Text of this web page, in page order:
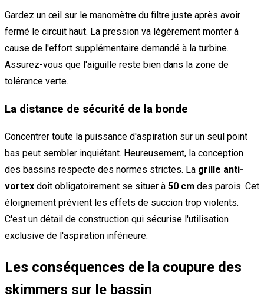
Gardez un œil sur le manomètre du filtre juste après avoir
fermé le circuit haut. La pression va légèrement monter à
cause de l'effort supplémentaire demandé à la turbine.
Assurez-vous que l'aiguille reste bien dans la zone de
tolérance verte.
La distance de sécurité de la bonde
Concentrer toute la puissance d'aspiration sur un seul point
bas peut sembler inquiétant. Heureusement, la conception
des bassins respecte des normes strictes. La grille anti-
vortex doit obligatoirement se situer à 50 cm des parois. Cet
éloignement prévient les effets de succion trop violents.
C'est un détail de construction qui sécurise l'utilisation
exclusive de l'aspiration inférieure.
Les conséquences de la coupure des
skimmers sur le bassin